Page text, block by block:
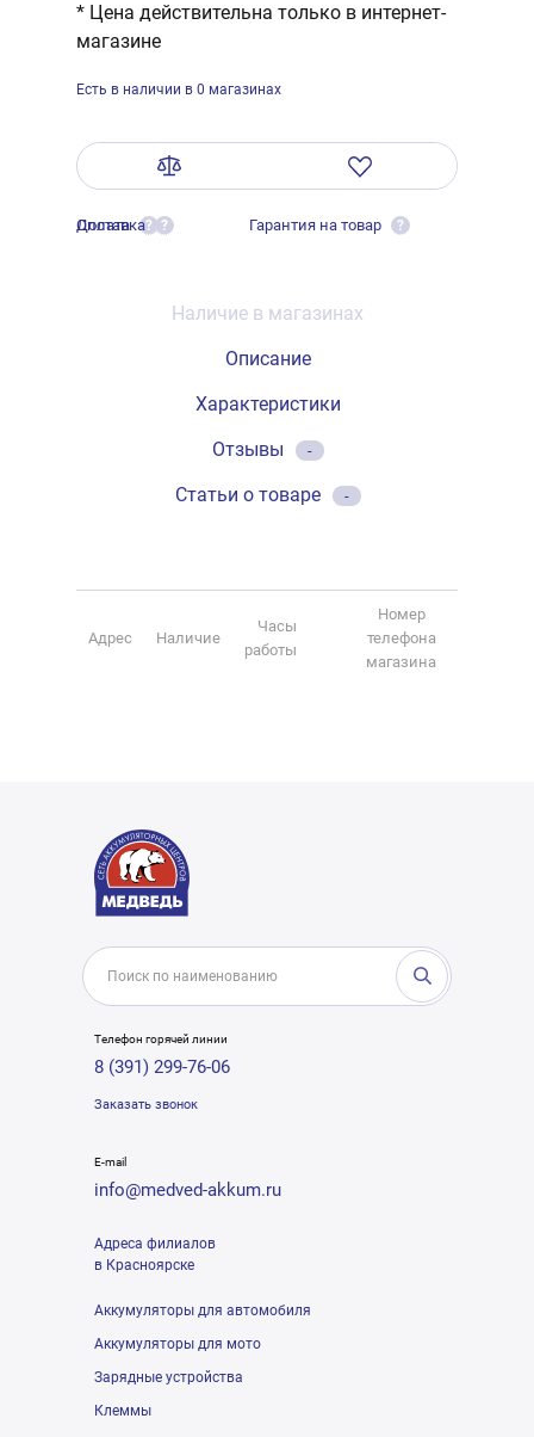
* Цена действительна только в интернет-
магазине
Есть в наличии в 0 магазинах
Оплата ?
Доставка ? Гарантия на товар ?
Наличие в магазинах
Описание
Характеристики
Отзывы
-
Статьи о товаре -
Адрес Наличие
Часы
работы
Номер
телефона
магазина
Телефон горячей линии
8 (391) 299-76-06
Заказать звонок
E-mail
info@medved-akkum.ru
Адреса филиалов
в Красноярске
Аккумуляторы для автомобиля
Аккумуляторы для мото
Зарядные устройства
Клеммы